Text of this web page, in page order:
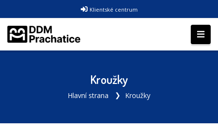
Klientské centrum
Kroužky
Hlavní strana Kroužky